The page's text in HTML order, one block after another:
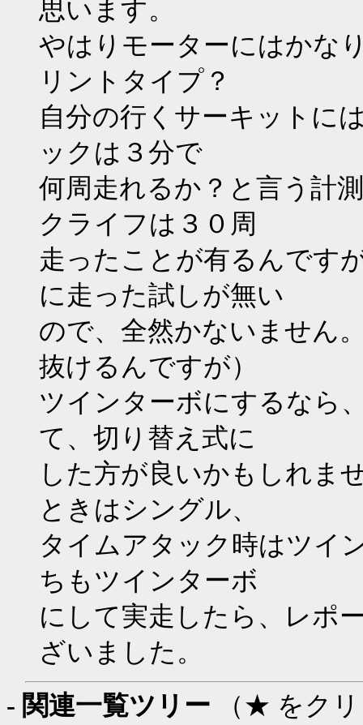
思います。
やはりモーターにはかな
リントタイプ？
自分の行くサーキットに
ックは３分で
何周走れるか？と言う計
クライフは３０周
走ったことが有るんです
に走った試しが無い
ので、全然かないません
抜けるんですが）
ツインターボにするなら
て、切り替え式に
した方が良いかもしれま
ときはシングル、
タイムアタック時はツイ
ちもツインターボ
にして実走したら、レポ
ざいました。
- 関連一覧ツリー （★ をク